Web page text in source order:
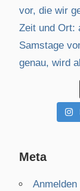
Meta
Anmelden